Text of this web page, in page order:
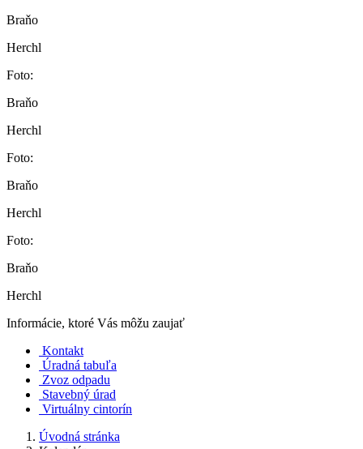
Braňo
Herchl
Foto:
Braňo
Herchl
Foto:
Braňo
Herchl
Foto:
Braňo
Herchl
Informácie, ktoré Vás môžu zaujať
Kontakt
Úradná tabuľa
Zvoz odpadu
Stavebný úrad
Virtuálny cintorín
Úvodná stránka